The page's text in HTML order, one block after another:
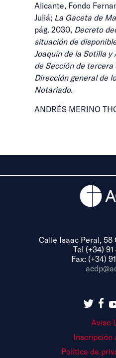
Alicante, Fondo
Juliá; La Gaceta de
pág. 2030, Decreto
situación de
Joaquín de la Sotilla y
de Sección de tercera
Dirección general de
Notariado.
ANDRÉS MERINO
Calle Isaac Peral, 58
Tel (+34)
Fax: (+34)
Aviso
Inscripción
Política de